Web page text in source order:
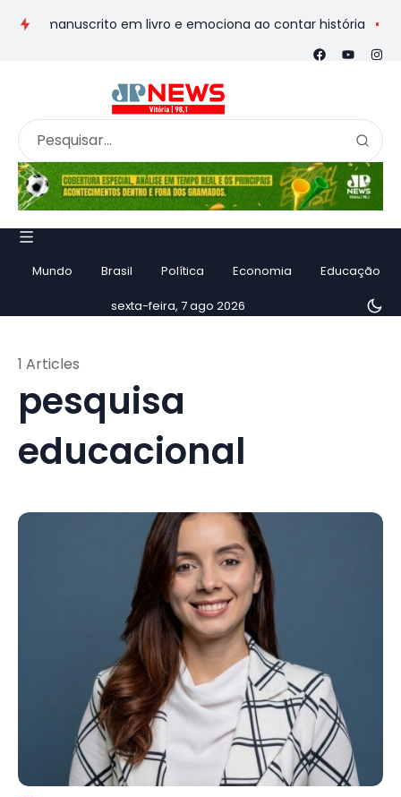
manuscrito em livro e emociona ao contar história Vila
Mundo Brasil Política Economia Educação
sexta-feira, 7 ago 2026
pesquisa
educacional
1 Articles